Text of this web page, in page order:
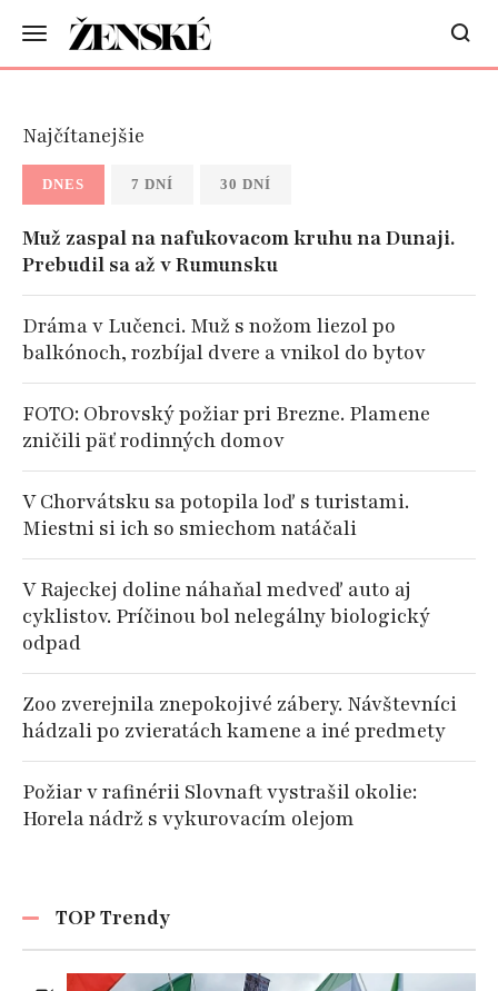
Najčítanejšie
DNES 7 DNÍ 30 DNÍ
Muž zaspal na nafukovacom kruhu na Dunaji.
Prebudil sa až v Rumunsku
Dráma v Lučenci. Muž s nožom liezol po
balkónoch, rozbíjal dvere a vnikol do bytov
FOTO: Obrovský požiar pri Brezne. Plamene
zničili päť rodinných domov
V Chorvátsku sa potopila loď s turistami.
Miestni si ich so smiechom natáčali
V Rajeckej doline náhaňal medveď auto aj
cyklistov. Príčinou bol nelegálny biologický
odpad
Zoo zverejnila znepokojivé zábery. Návštevníci
hádzali po zvieratách kamene a iné predmety
Požiar v rafinérii Slovnaft vystrašil okolie:
Horela nádrž s vykurovacím olejom
TOP Trendy